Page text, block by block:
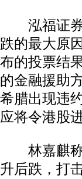
泓福证券
跌的最大原
布的投票结
的金融援助
希腊出现违
应将令港股
林嘉麒称
升后跌，打